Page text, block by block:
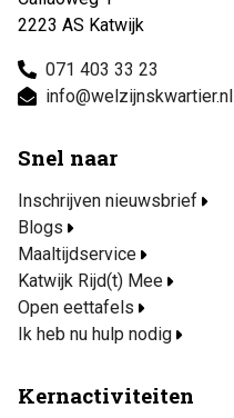
2223 AS Katwijk
071 403 33 23
info@welzijnskwartier.nl
Snel naar
Inschrijven nieuwsbrief
Blogs
Maaltijdservice
Katwijk Rijd(t) Mee
Open eettafels
Ik heb nu hulp nodig
Kernactiviteiten